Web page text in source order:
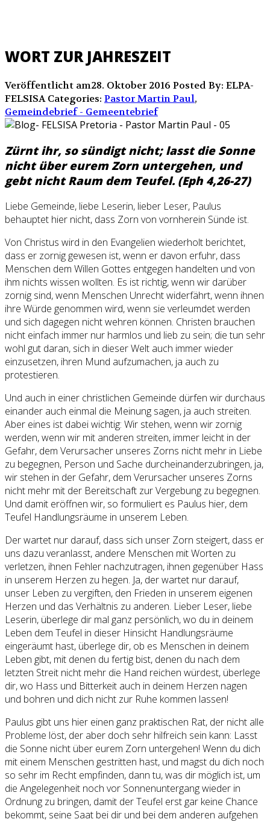
WORT ZUR JAHRESZEIT
Veröffentlicht am28. Oktober 2016 Posted By: ELPA-
FELSISACategories: Pastor Martin Paul,
Gemeindebrief - Gemeentebrief
Zürnt ihr, so sündigt nicht; lasst die Sonne
nicht über eurem Zorn untergehen, und
gebt nicht Raum dem Teufel. (Eph 4,26-27)
Liebe Gemeinde, liebe Leserin, lieber Leser, Paulus
behauptet hier nicht, dass Zorn von vornherein Sünde ist.
Von Christus wird in den Evangelien wiederholt berichtet,
dass er zornig gewesen ist, wenn er davon erfuhr, dass
Menschen dem Willen Gottes entgegen handelten und von
ihm nichts wissen wollten. Es ist richtig, wenn wir darüber
zornig sind, wenn Menschen Unrecht widerfährt, wenn ihnen
ihre Würde genommen wird, wenn sie verleumdet werden
und sich dagegen nicht wehren können. Christen brauchen
nicht einfach immer nur harmlos und lieb zu sein; die tun sehr
wohl gut daran, sich in dieser Welt auch immer wieder
einzusetzen, ihren Mund aufzumachen, ja auch zu
protestieren.
Und auch in einer christlichen Gemeinde dürfen wir durchaus
einander auch einmal die Meinung sagen, ja auch streiten.
Aber eines ist dabei wichtig: Wir stehen, wenn wir zornig
werden, wenn wir mit anderen streiten, immer leicht in der
Gefahr, dem Verursacher unseres Zorns nicht mehr in Liebe
zu begegnen, Person und Sache durcheinanderzubringen, ja,
wir stehen in der Gefahr, dem Verursacher unseres Zorns
nicht mehr mit der Bereitschaft zur Vergebung zu begegnen.
Und damit eröffnen wir, so formuliert es Paulus hier, dem
Teufel Handlungsräume in unserem Leben.
Der wartet nur darauf, dass sich unser Zorn steigert, dass er
uns dazu veranlasst, andere Menschen mit Worten zu
verletzen, ihnen Fehler nachzutragen, ihnen gegenüber Hass
in unserem Herzen zu hegen. Ja, der wartet nur darauf,
unser Leben zu vergiften, den Frieden in unserem eigenen
Herzen und das Verhältnis zu anderen. Lieber Leser, liebe
Leserin, überlege dir mal ganz persönlich, wo du in deinem
Leben dem Teufel in dieser Hinsicht Handlungsräume
eingeräumt hast, überlege dir, ob es Menschen in deinem
Leben gibt, mit denen du fertig bist, denen du nach dem
letzten Streit nicht mehr die Hand reichen würdest, überlege
dir, wo Hass und Bitterkeit auch in deinem Herzen nagen
und bohren und dich nicht zur Ruhe kommen lassen!
Paulus gibt uns hier einen ganz praktischen Rat, der nicht alle
Probleme löst, der aber doch sehr hilfreich sein kann: Lasst
die Sonne nicht über eurem Zorn untergehen! Wenn du dich
mit einem Menschen gestritten hast, und magst du dich noch
so sehr im Recht empfinden, dann tu, was dir möglich ist, um
die Angelegenheit noch vor Sonnenuntergang wieder in
Ordnung zu bringen, damit der Teufel erst gar keine Chance
bekommt, seine Saat bei dir und bei dem anderen aufgehen